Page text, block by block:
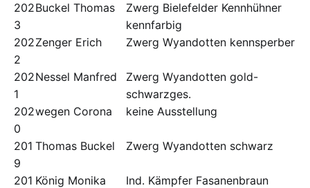
202
3
Buckel Thomas
Zwerg Bielefelder Kennhühner
kennfarbig
202
2
Zenger Erich Zwerg Wyandotten kennsperber
202
1
Nessel Manfred
Zwerg Wyandotten gold-
schwarzges.
202
0
wegen Corona keine Ausstellung
201
9
Thomas Buckel Zwerg Wyandotten schwarz
201 König Monika Ind. Kämpfer Fasanenbraun